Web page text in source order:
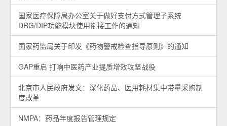
国家医疗保障局办公室关于做好支付方式管理子系统
DRG/DIP功能模块使用衔接工作的通知
国家药监局关于印发《药物警戒检查指导原则》的通知
GAP重启 打响中医药产业提质增效攻坚战役
北京市人民政府发文：深化药品、医用耗材集中带量采购制
度改革
NMPA：药品年度报告管理规定